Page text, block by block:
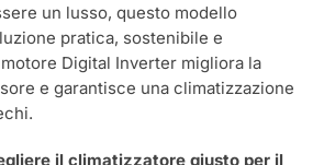
un lusso, questo modello
pratica, sostenibile e
Digital Inverter migliora la
e garantisce una climatizzazione
il climatizzatore giusto per il